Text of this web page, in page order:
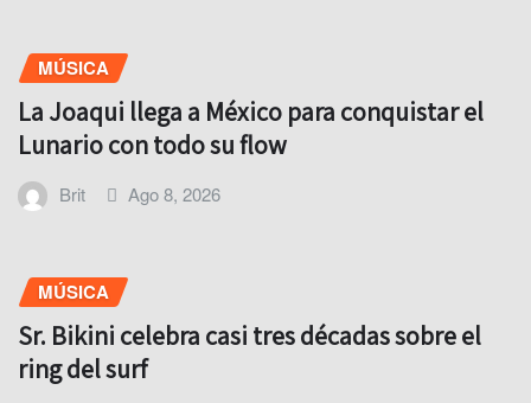
MÚSICA
La Joaqui llega a México para conquistar el
Lunario con todo su flow
Brit Ago 8, 2026
MÚSICA
Sr. Bikini celebra casi tres décadas sobre el
ring del surf